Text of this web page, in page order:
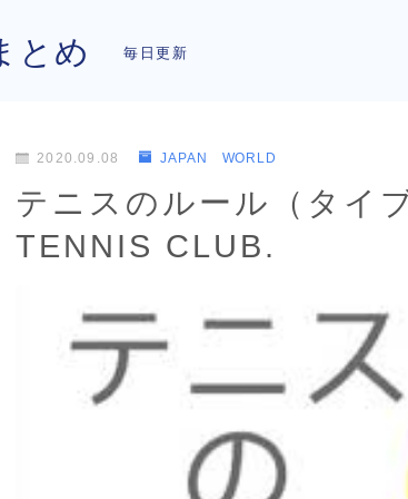
とめ 毎日更新
2020.09.08 JAPAN WORLD
テニスのルール（タイ
TENNIS CLUB.